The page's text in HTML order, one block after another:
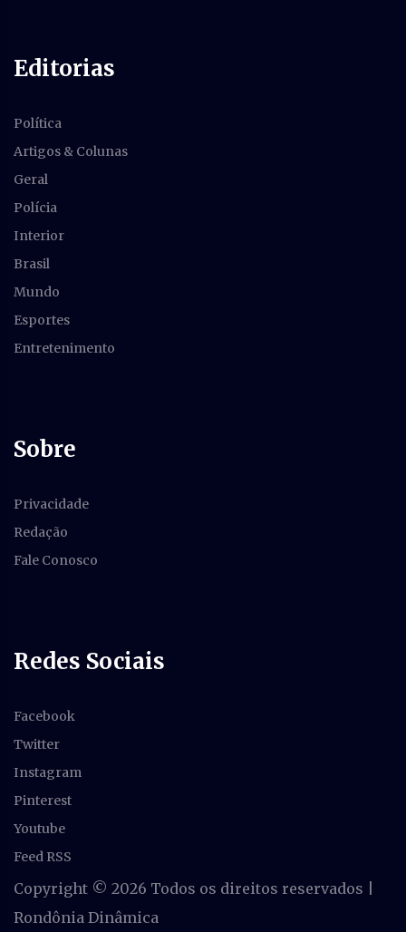
Editorias
Política
Artigos & Colunas
Geral
Polícia
Interior
Brasil
Mundo
Esportes
Entretenimento
Sobre
Privacidade
Redação
Fale Conosco
Redes Sociais
Facebook
Twitter
Instagram
Pinterest
Youtube
Feed RSS
Copyright © 2026 Todos os direitos reservados |
Rondônia Dinâmica